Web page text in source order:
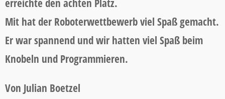
erreichte den achten Platz.
Mit hat der Roboterwettbewerb viel Spaß gemacht.
Er war spannend und wir hatten viel Spaß beim
Knobeln und Programmieren.
Von Julian Boetzel